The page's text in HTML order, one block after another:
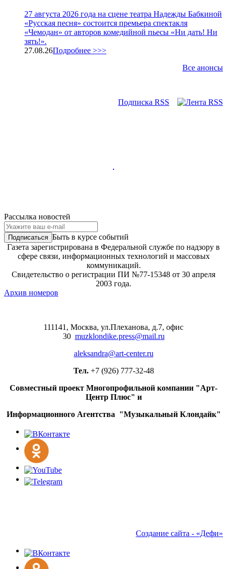
27 августа 2026 года на сцене театра Надежды Бабкиной
«Русская песня» состоится премьера спектакля
«Чемодан» от авторов комедийной пьесы «Ни дать! Ни
зять!».
27.08.26Подробнее >>>
Все анонсы
Подписка RSS
Рассылка новостей
Быть в курсе событий
Газета зарегистрирована в Федеральной службе по надзору в
сфере связи, информационных технологий и массовых
коммуникаций.
Свидетельство о регистрации ПИ №77-15348 от 30 апреля
2003 года.
Архив номеров
111141, Москва, ул.Плеханова, д.7, офис
30 muzklondike.press@mail.ru
aleksandra@art-center.ru
Тел. +7 (926) 777-32-48
Совместный проект Многопрофильной компании "Арт-
Центр Плюс" и
Информационного Агентства "Музыкальный Клондайк"
Создание сайта - «Дефи»